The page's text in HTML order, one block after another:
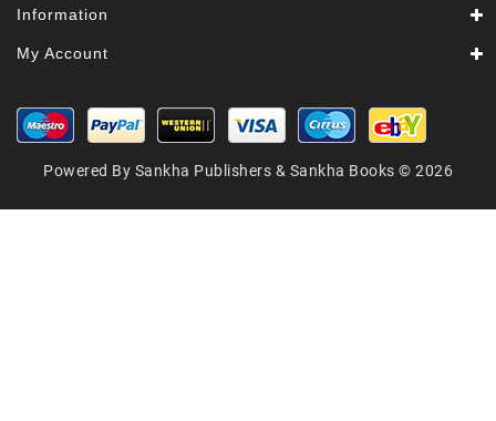
Information
My Account
Powered By Sankha Publishers & Sankha Books © 2026